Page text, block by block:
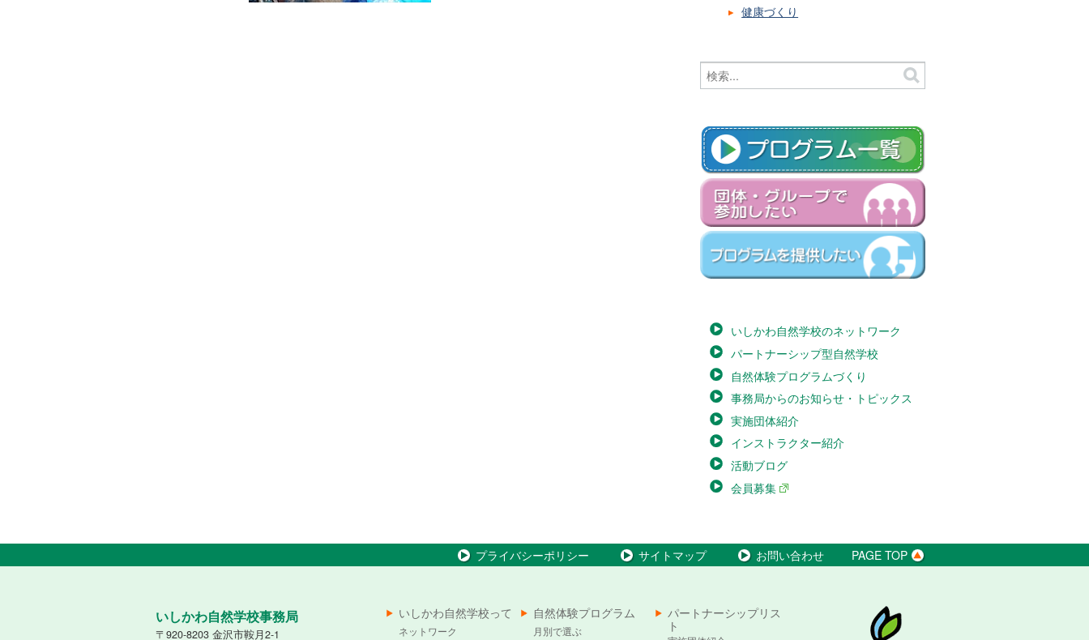
健康づくり
いしかわ自然学校のネットワーク
パートナーシップ型自然学校
自然体験プログラムづくり
事務局からのお知らせ・トピックス
実施団体紹介
インストラクター紹介
活動ブログ
会員募集
プライバシーポリシー サイトマップ お問い合わせ PAGE TOP
いしかわ自然学校事務局
〒920-8203 金沢市鞍月2-1
いしかわ自然学校って
ネットワーク
自然体験プログラム
月別で選ぶ
パートナーシップリス
ト